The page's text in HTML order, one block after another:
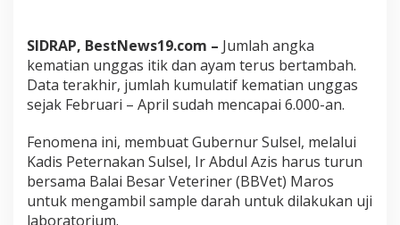
a
t
d
i
d
a
p
SIDRAP, BestNews19.com – Jumlah angka
kematian unggas itik dan ayam terus bertambah.
Data terakhir, jumlah kumulatif kematian unggas
sejak Februari – April sudah mencapai 6.000-an.
Fenomena ini, membuat Gubernur Sulsel, melalui
Kadis Peternakan Sulsel, Ir Abdul Azis harus turun
bersama Balai Besar Veteriner (BBVet) Maros
untuk mengambil sample darah untuk dilakukan uji
laboratorium.